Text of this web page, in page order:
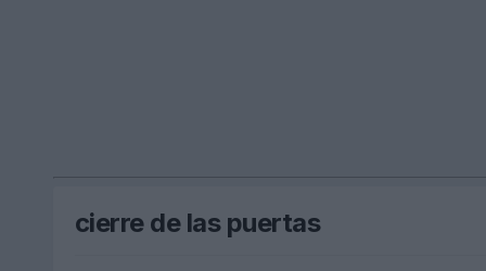
cierre de las puertas